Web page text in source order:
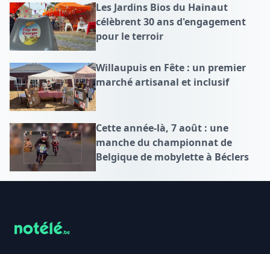
Les Jardins Bios du Hainaut
célèbrent 30 ans d'engagement
pour le terroir
Willaupuis en Fête : un premier
marché artisanal et inclusif
Cette année-là, 7 août : une
manche du championnat de
Belgique de mobylette à Béclers